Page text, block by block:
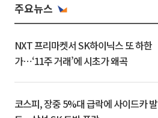
주요뉴스
NXT 프리마켓서 SK하이닉스 또 하한
가⋯‘11주 거래’에 시초가 왜곡
코스피, 장중 5%대 급락에 사이드카 발